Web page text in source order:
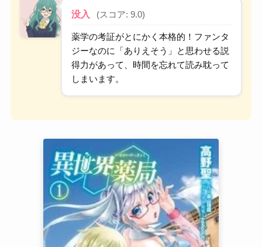
没入 (スコア: 9.0)
薬学の考証がとにかく本格的！ファンタ
ジーなのに「ありえそう」と思わせる説
得力があって、時間を忘れて読み耽って
しまいます。